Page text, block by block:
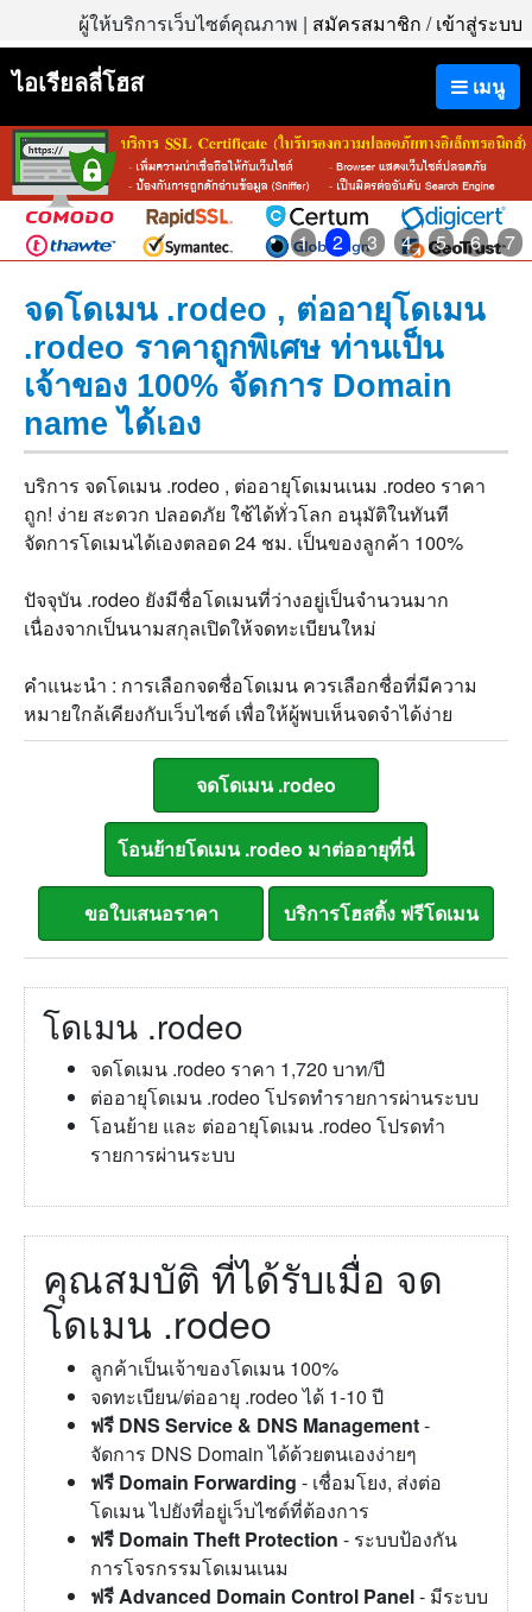
ผู้ให้บริการเว็บไซต์คุณภาพ | สมัครสมาชิก /เข้าสู่ระบบ
เมนู
ไอเรียลลี่โฮส
1 2 3 4 5 6 7
จดโดเมน .rodeo , ต่ออายุโดเมน
.rodeo ราคาถูกพิเศษ ท่านเป็น
เจ้าของ 100% จัดการ Domain
name ได้เอง
บริการ จดโดเมน .rodeo , ต่ออายุโดเมนเนม .rodeo ราคา
ถูก! ง่าย สะดวก ปลอดภัย ใช้ได้ทั่วโลก อนุมัติในทันที
จัดการโดเมนได้เองตลอด 24 ชม. เป็นของลูกค้า 100%
ปัจจุบัน .rodeo ยังมีชื่อโดเมนที่ว่างอยู่เป็นจำนวนมาก
เนื่องจากเป็นนามสกุลเปิดให้จดทะเบียนใหม่
คำแนะนำ : การเลือกจดชื่อโดเมน ควรเลือกชื่อที่มีความ
หมายใกล้เคียงกับเว็บไซต์ เพื่อให้ผู้พบเห็นจดจำได้ง่าย
โดเมน .rodeo
จดโดเมน .rodeo ราคา 1,720 บาท/ปี
ต่ออายุโดเมน .rodeo โปรดทำรายการผ่านระบบ
โอนย้าย และ ต่ออายุโดเมน .rodeo โปรดทำ
รายการผ่านระบบ
คุณสมบัติ ที่ได้รับเมื่อ จด
โดเมน .rodeo
ลูกค้าเป็นเจ้าของโดเมน 100%
จดทะเบียน/ต่ออายุ .rodeo ได้ 1-10 ปี
ฟรี DNS Service & DNS Management-
จัดการ DNS Domain ได้ด้วยตนเองง่ายๆ
ฟรี Domain Forwarding - เชื่อมโยง, ส่งต่อ
โดเมน ไปยังที่อยู่เว็บไซต์ที่ต้องการ
ฟรี Domain Theft Protection - ระบบป้องกัน
การโจรกรรมโดเมนเนม
ฟรี Advanced Domain Control Panel- มีระบบ